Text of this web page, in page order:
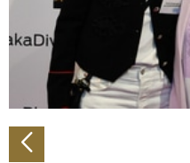
Wir verwenden Cookies,
personalisieren,
zu können und die
analysieren. Außerdem
Verwendung unserer
soziale Medien, Werbung
Partner führen diese